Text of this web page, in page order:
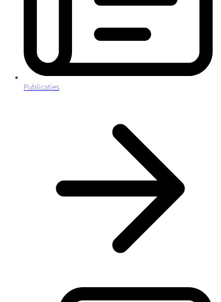
Publicaties